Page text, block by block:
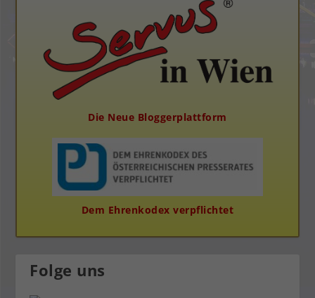
Die Neue Bloggerplattform
Dem Ehrenkodex verpflichtet
Folge uns